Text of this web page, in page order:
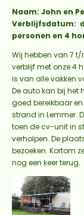
Naam: John en
Verblijfsdatum:
personen en 4
Wij hebben van 7 t/
verblijf met onze 4
is van alle vakken
De auto kan bij het
goed bereikbaar
strand in Lemmer.
toen de cv-unit in
verholpen. De
bezoeken. Kortom
nog een keer terug.